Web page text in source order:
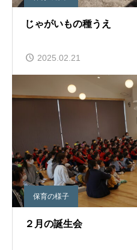
じゃがいもの種うえ
2025.02.21
保育の様子
２月の誕生会